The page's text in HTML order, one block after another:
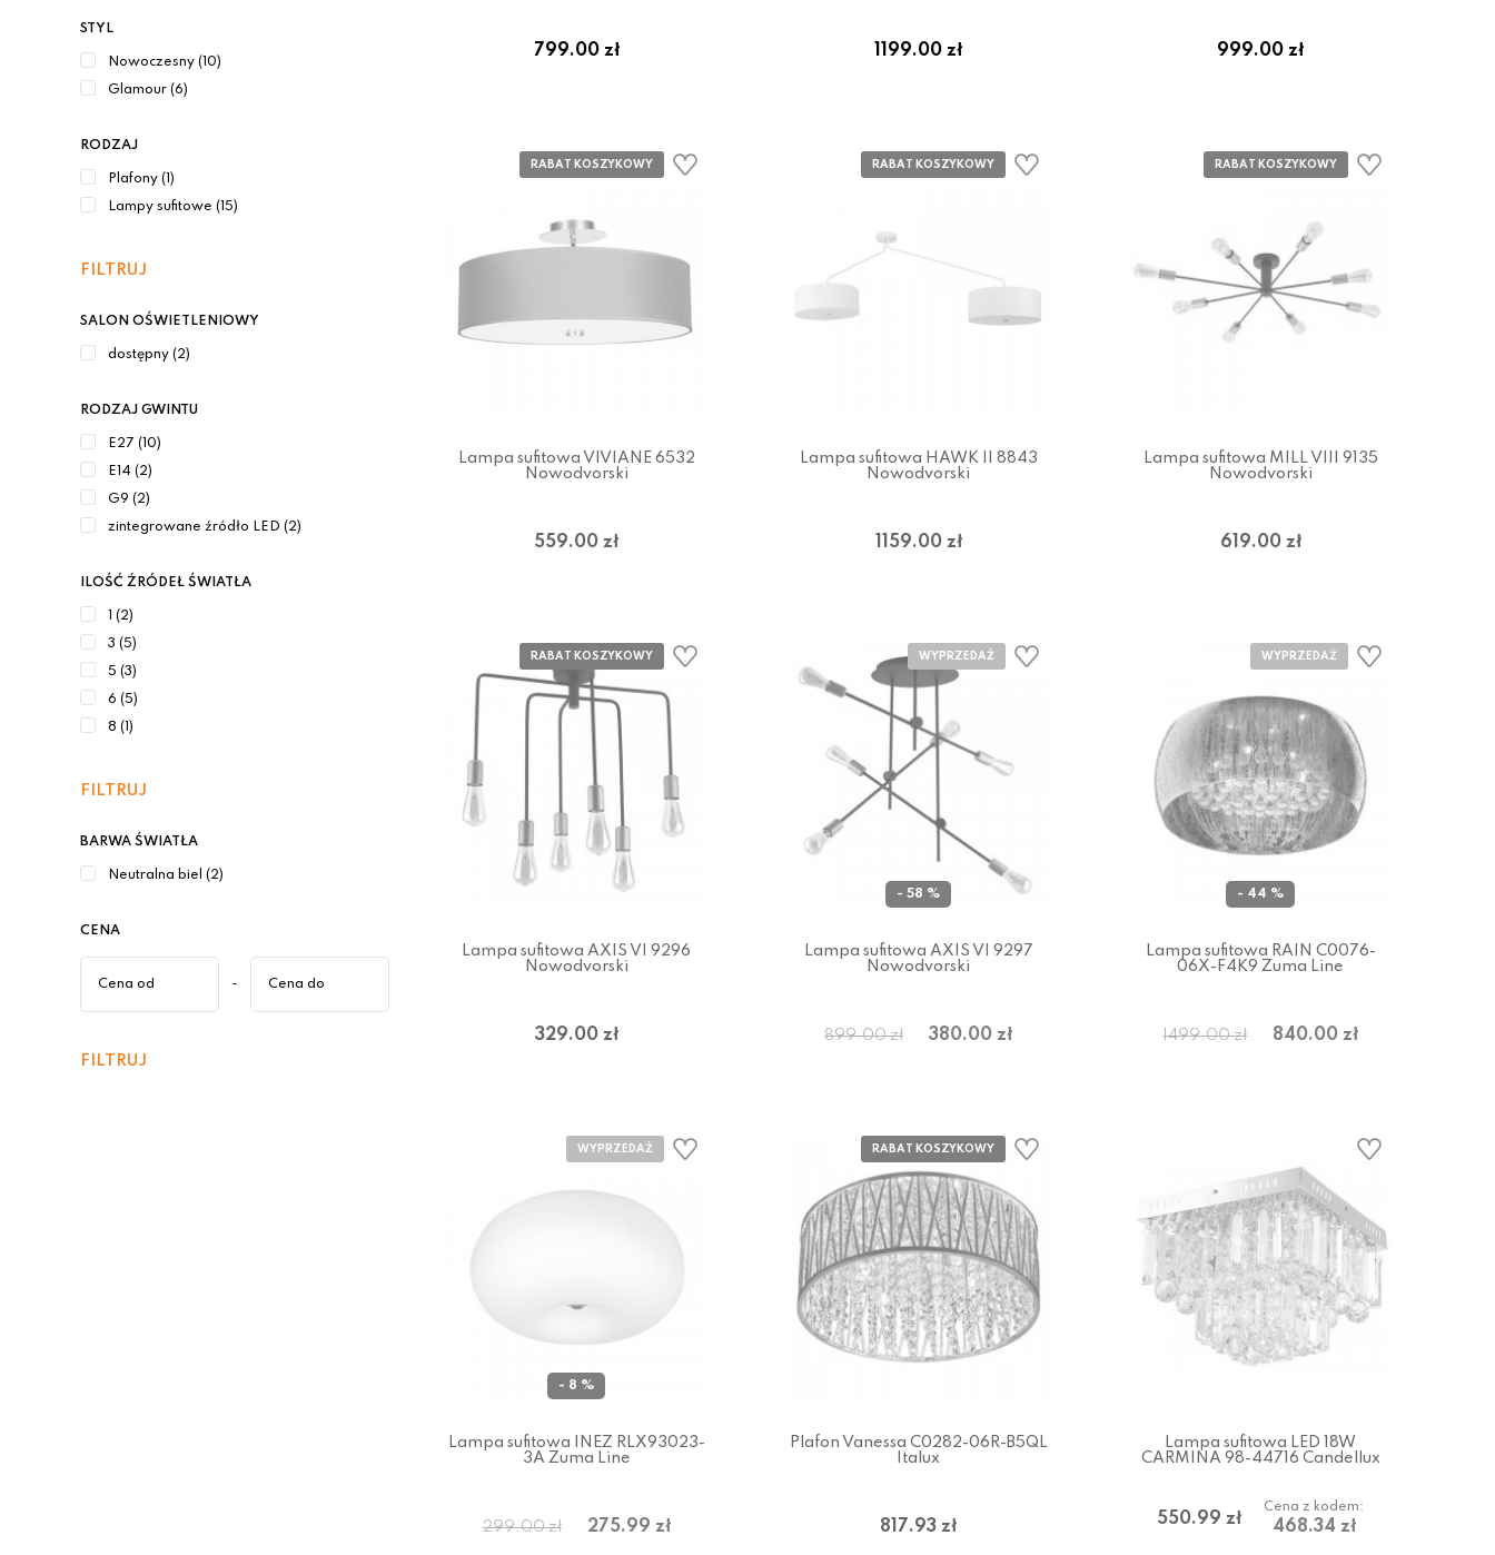
STYL
Nowoczesny (10)
Glamour (6)
RODZAJ
Plafony (1)
Lampy sufitowe (15)
FILTRUJ
SALON OŚWIETLENIOWY
dostępny (2)
RODZAJ GWINTU
E27 (10)
E14 (2)
G9 (2)
zintegrowane źródło LED (2)
ILOŚĆ ŹRÓDEŁ ŚWIATŁA
1 (2)
3 (5)
5 (3)
6 (5)
8 (1)
FILTRUJ
BARWA ŚWIATŁA
Neutralna biel (2)
CENA
-
FILTRUJ
799.00 zł 1199.00 zł 999.00 zł
Lampa sufitowa VIVIANE 6532
Nowodvorski
559.00 zł
Lampa sufitowa HAWK II 8843
Nowodvorski
1159.00 zł
Lampa sufitowa MILL VIII 9135
Nowodvorski
619.00 zł
Lampa sufitowa AXIS VI 9296
Nowodvorski
329.00 zł
- 58 %
Lampa sufitowa AXIS VI 9297
Nowodvorski
899.00 zł 380.00 zł
- 44 %
Lampa sufitowa RAIN C0076-
06X-F4K9 Zuma Line
1499.00 zł 840.00 zł
- 8 %
Lampa sufitowa INEZ RLX93023-
3A Zuma Line
299.00 zł 275.99 zł
Plafon Vanessa C0282-06R-B5QL
Italux
817.93 zł
Lampa sufitowa LED 18W
CARMINA 98-44716 Candellux
550.99 zł
Cena z kodem:
468.34 zł